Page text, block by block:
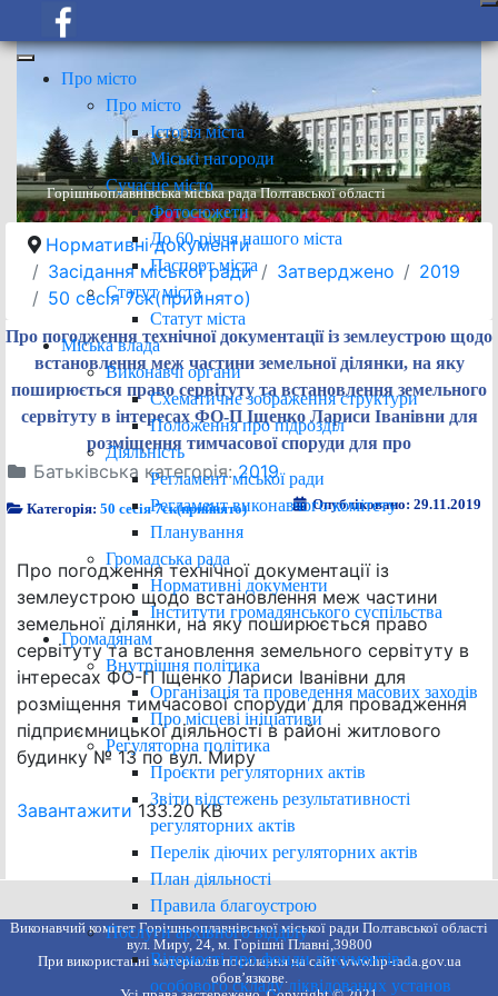
Про місто
Про місто
Історія міста
Міські нагороди
Сучасне місто
Фотосюжети
До 60-річчя нашого міста
Паспорт міста
Статут міста
Статут міста
Міська влада
Виконавчі органи
Схематичне зображення структури
Положення про підрозділ
Діяльність
Регламент міської ради
Регламент виконавчого комітету
Планування
Громадська рада
Нормативні документи
Інститути громадянського суспільства
Громадянам
Внутрішня політика
Організація та проведення масових заходів
Про місцеві ініціативи
Регуляторна політика
Проєкти регуляторних актів
Звіти відстежень результативності
регуляторних актів
Перелік діючих регуляторних актів
План діяльності
Правила благоустрою
Послуги архівного відділу
Відомості про фонди документів з
особового складу ліквідованих установ
Горішньоплавнівська міська рада Полтавської області
Нормативні документи
Засідання міської ради
Затверджено
2019
50 сесія 7ск(прийнято)
Про погодження технічної документації із землеустрою щодо
встановлення меж частини земельної ділянки, на яку
поширюється право сервітуту та встановлення земельного
сервітуту в інтересах ФО-П Іщенко Лариси Іванівни для
розміщення тимчасової споруди для про
Батьківська категорія:2019
Категорія:50 сесія 7ск(прийнято) Опубліковано: 29.11.2019
Про погодження технічної документації із
землеустрою щодо встановлення меж частини
земельної ділянки, на яку поширюється право
сервітуту та встановлення земельного сервітуту в
інтересах ФО-П Іщенко Лариси Іванівни для
розміщення тимчасової споруди для провадження
підприємницької діяльності в районі житлового
будинку № 13 по вул. Миру
Завантажити 133.20 KB
Виконавчий комітет Горішньоплавнівської міської ради Полтавської області
вул. Миру, 24, м. Горішні Плавні,39800
При використанні матеріалів посилання на сайт www.hp-rada.gov.ua
обов’язкове.